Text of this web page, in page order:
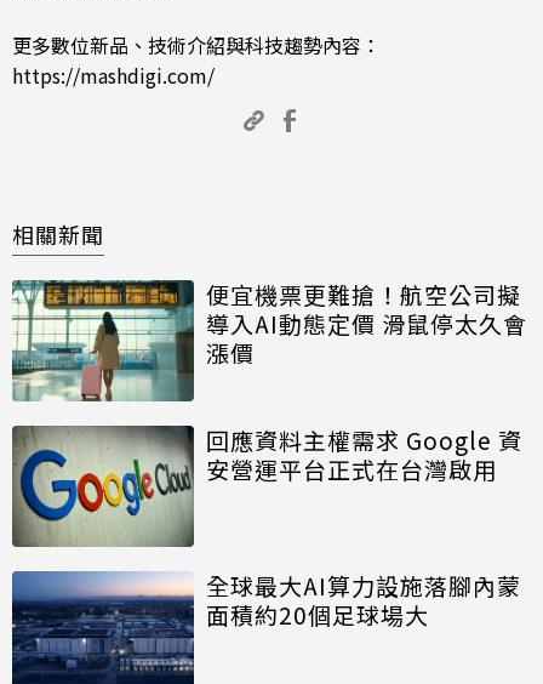
更多數位新品、技術介紹與科技趨勢內容：
https://mashdigi.com/
相關新聞
便宜機票更難搶！航空公司擬
導入AI動態定價 滑鼠停太久會
漲價
回應資料主權需求 Google 資
安營運平台正式在台灣啟用
全球最大AI算力設施落腳內蒙
面積約20個足球場大